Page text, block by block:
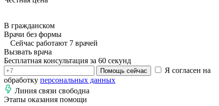
В гражданском
Врачи без формы
Сейчас работают 7 врачей
Вызвать врача
Бесплатная консультация за 60 секунд
Помощь сейчас
Я согласен на
обработку персональных данных
Линия связи свободна
Этапы оказания помощи